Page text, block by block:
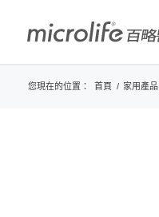
您現在的位置： 首頁 / 家用產品